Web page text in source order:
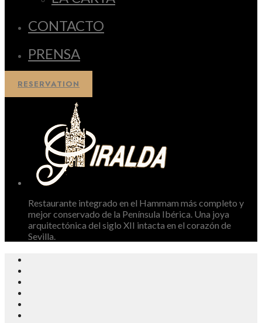
CONTACTO
PRENSA
RESERVATION
Restaurante integrado en el Hammam más completo y
mejor conservado de la Península Ibérica. Una joya
arquitectónica del siglo XII intacta en el corazón de
Sevilla.